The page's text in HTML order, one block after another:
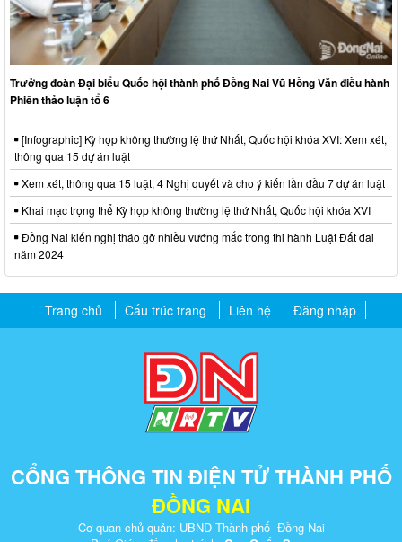
Trưởng đoàn Đại biểu Quốc hội thành phố Đồng Nai Vũ Hồng Văn điều hành
Phiên thảo luận tổ 6
[Infographic] Kỳ họp không thường lệ thứ Nhất, Quốc hội khóa XVI: Xem xét,
thông qua 15 dự án luật
Xem xét, thông qua 15 luật, 4 Nghị quyết và cho ý kiến lần đầu 7 dự án luật
Khai mạc trọng thể Kỳ họp không thường lệ thứ Nhất, Quốc hội khóa XVI
Đồng Nai kiến nghị tháo gỡ nhiều vướng mắc trong thi hành Luật Đất đai
năm 2024
Trang chủ Cấu trúc trang Liên hệ Đăng nhập
CỔNG THÔNG TIN ĐIỆN TỬ THÀNH PHỐ
ĐỒNG NAI
Cơ quan chủ quản: UBND Thành phố Đồng Nai